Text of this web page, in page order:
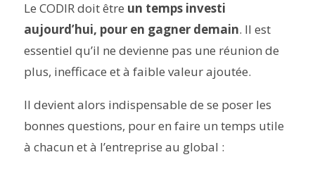
Le CODIR doit être un temps investi
aujourd’hui, pour en gagner demain. Il est
essentiel qu’il ne devienne pas une réunion de
plus, inefficace et à faible valeur ajoutée.
Il devient alors indispensable de se poser les
bonnes questions, pour en faire un temps utile
à chacun et à l’entreprise au global :